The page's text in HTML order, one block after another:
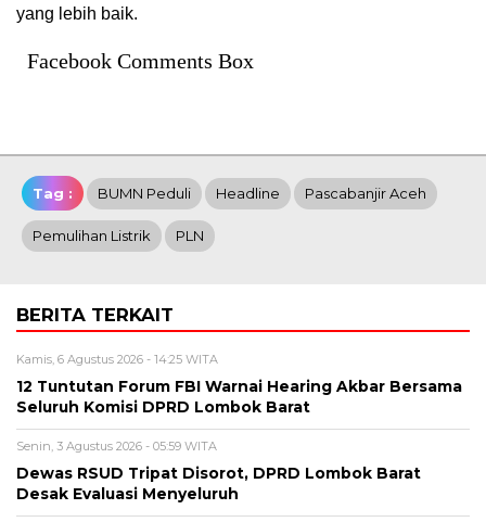
yang lebih baik.
Facebook Comments Box
Tag : BUMN Peduli Headline Pascabanjir Aceh
Pemulihan Listrik PLN
BERITA TERKAIT
Kamis, 6 Agustus 2026 - 14:25 WITA
12 Tuntutan Forum FBI Warnai Hearing Akbar Bersama
Seluruh Komisi DPRD Lombok Barat
Senin, 3 Agustus 2026 - 05:59 WITA
Dewas RSUD Tripat Disorot, DPRD Lombok Barat
Desak Evaluasi Menyeluruh